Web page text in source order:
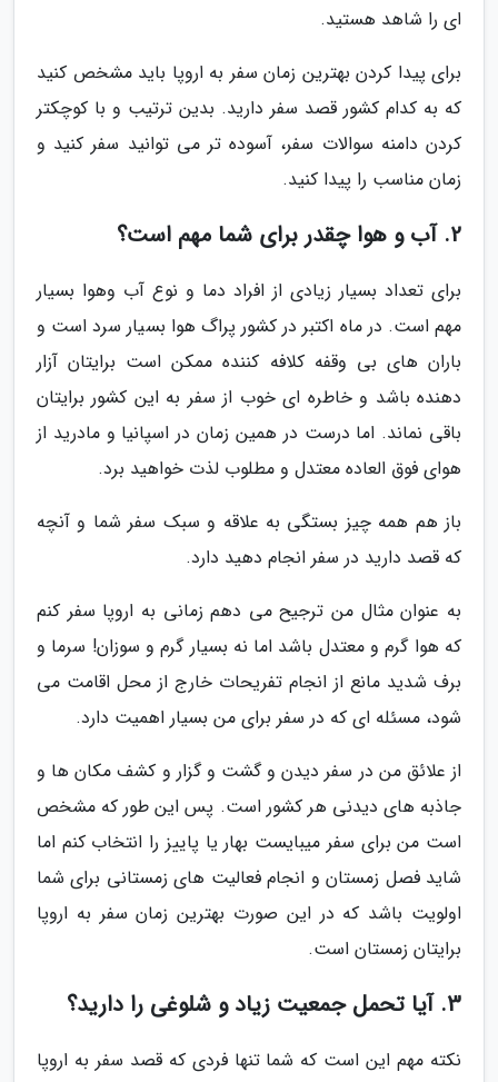
ای را شاهد هستید.
برای پیدا کردن بهترین زمان سفر به اروپا باید مشخص کنید
که به کدام کشور قصد سفر دارید. بدین ترتیب و با کوچکتر
کردن دامنه­ سوالات سفر، آسوده تر می توانید سفر کنید و
زمان مناسب را پیدا کنید.
2. آب و هوا چقدر برای شما مهم است؟
برای تعداد بسیار زیادی از افراد دما و نوع آب وهوا بسیار
مهم است. در ماه اکتبر در کشور پراگ هوا بسیار سرد است و
باران های بی وقفه کلافه کننده ممکن است برایتان آزار
دهنده باشد و خاطره ای خوب از سفر به این کشور برایتان
باقی نماند. اما درست در همین زمان در اسپانیا و مادرید از
هوای فوق العاده معتدل و مطلوب لذت خواهید برد.
باز هم همه چیز بستگی به علاقه و سبک سفر شما و آنچه
که قصد دارید در سفر انجام دهید دارد.
به عنوان مثال من ترجیح می دهم زمانی به اروپا سفر کنم
که هوا گرم و معتدل باشد اما نه بسیار گرم و سوزان! سرما و
برف شدید مانع از انجام تفریحات خارج از محل اقامت می
شود، مسئله ای که در سفر برای من بسیار اهمیت دارد.
از علائق من در سفر دیدن و گشت و گزار و کشف مکان ها و
جاذبه های دیدنی هر کشور است. پس این طور که مشخص
است من برای سفر میبایست بهار یا پاییز را انتخاب کنم اما
شاید فصل زمستان و انجام فعالیت های زمستانی برای شما
اولویت باشد که در این صورت بهترین زمان سفر به اروپا
برایتان زمستان است.
3. آیا تحمل جمعیت زیاد و شلوغی را دارید؟
نکته مهم این است که شما تنها فردی که قصد سفر به اروپا